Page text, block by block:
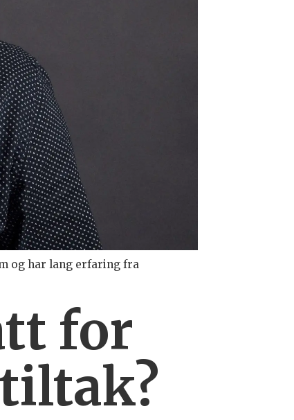
og har lang erfaring fra
for